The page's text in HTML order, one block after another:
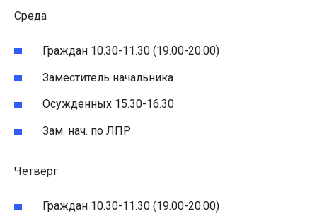
Среда
Граждан 10.30-11.30 (19.00-20.00)
Заместитель начальника
Осужденных 15.30-16.30
Зам. нач. по ЛПР
Четверг
Граждан 10.30-11.30 (19.00-20.00)